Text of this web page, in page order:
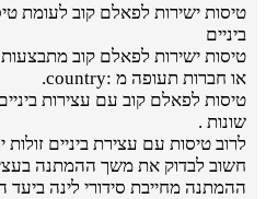
טיסות ישירות לפאלם קוב לעומת
ביניים
טיסות ישירות לפאלם קוב
או חברות תעופה מ :country.
טיסות לפאלם קוב עם עצירות
שונות .
לרוב טיסות עם עצירת ביניים
חשוב לבדוק את משך ההמתנה
ההמתנה מחייבת סידורי לינה ביעד